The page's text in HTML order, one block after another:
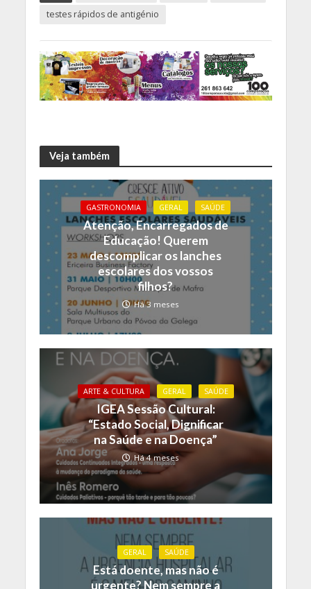
testes rápidos de antigénio
Veja também
GASTRONOMIA GERAL SAÚDE
Atenção, Encarregados de
Educação! Querem
descomplicar os lanches
escolares dos vossos
filhos?
Há 3 meses
ARTE & CULTURA GERAL SAÚDE
IGEA Sessão Cultural:
“Estado Social, Dignificar
na Saúde e na Doença”
Há 4 meses
GERAL SAÚDE
Está doente, mas não é
urgente? Nem sempre a